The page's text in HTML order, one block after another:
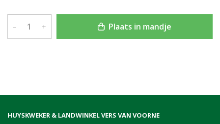
– + Plaats in mandje
HUYSKWEKER & LANDWINKEL VERS VAN VOORNE